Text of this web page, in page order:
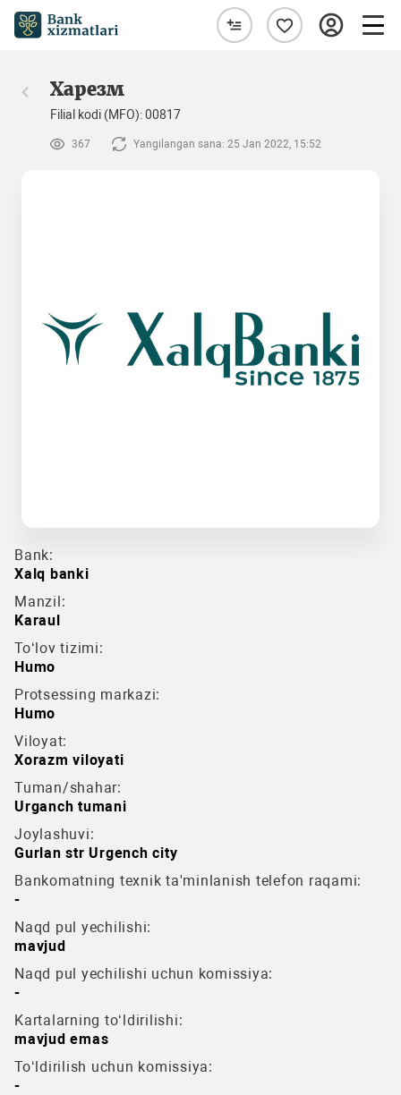
Харезм
Filial kodi (MFO): 00817
367 Yangilangan sana: 25 Jan 2022, 15:52
Bank:
Xalq banki
Manzil:
Karaul
To‘lov tizimi:
Humo
Protsessing markazi:
Humo
Viloyat:
Xorazm viloyati
Tuman/shahar:
Urganch tumani
Joylashuvi:
Gurlan str Urgench city
Bankomatning texnik ta'minlanish telefon raqami:
-
Naqd pul yechilishi:
mavjud
Naqd pul yechilishi uchun komissiya:
-
Kartalarning to‘ldirilishi:
mavjud emas
To‘ldirilish uchun komissiya:
-